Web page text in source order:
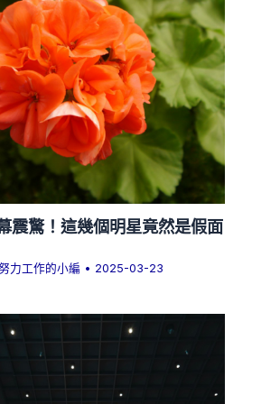
震驚！這幾個明星竟然是假面
力工作的小編 • 2025-03-23